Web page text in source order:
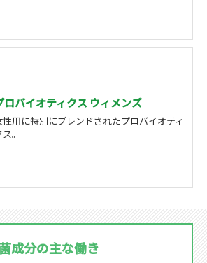
ロバイオティクス ウィメンズ
性用に特別にブレンドされたプロバイオティ
。
成分の主な働き